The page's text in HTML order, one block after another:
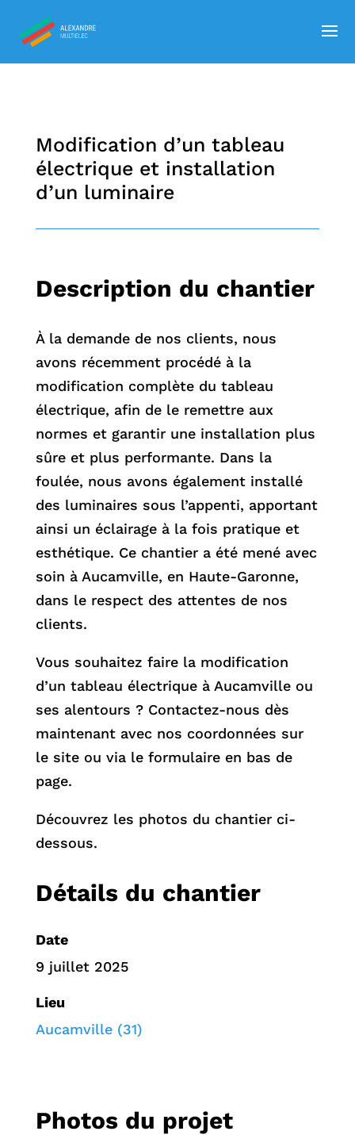
Modification d’un tableau
électrique et installation
d’un luminaire
Description du chantier
À la demande de nos clients, nous
avons récemment procédé à la
modification complète du tableau
électrique, afin de le remettre aux
normes et garantir une installation plus
sûre et plus performante. Dans la
foulée, nous avons également installé
des luminaires sous l’appenti, apportant
ainsi un éclairage à la fois pratique et
esthétique. Ce chantier a été mené avec
soin à Aucamville, en Haute-Garonne,
dans le respect des attentes de nos
clients.
Vous souhaitez faire la modification
d’un tableau électrique à Aucamville ou
ses alentours ? Contactez-nous dès
maintenant avec nos coordonnées sur
le site ou via le formulaire en bas de
page.
Découvrez les photos du chantier ci-
dessous.
Détails du chantier
Date
9 juillet 2025
Lieu
Aucamville (31)
Photos du projet